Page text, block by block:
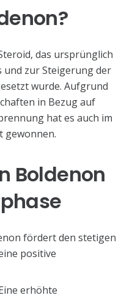
das ursprünglich
und zur Steigerung der
wurde. Aufgrund
in Bezug auf
hat es auch im
gewonnen.
Boldenon
fördert den stetigen
positive
erhöhte